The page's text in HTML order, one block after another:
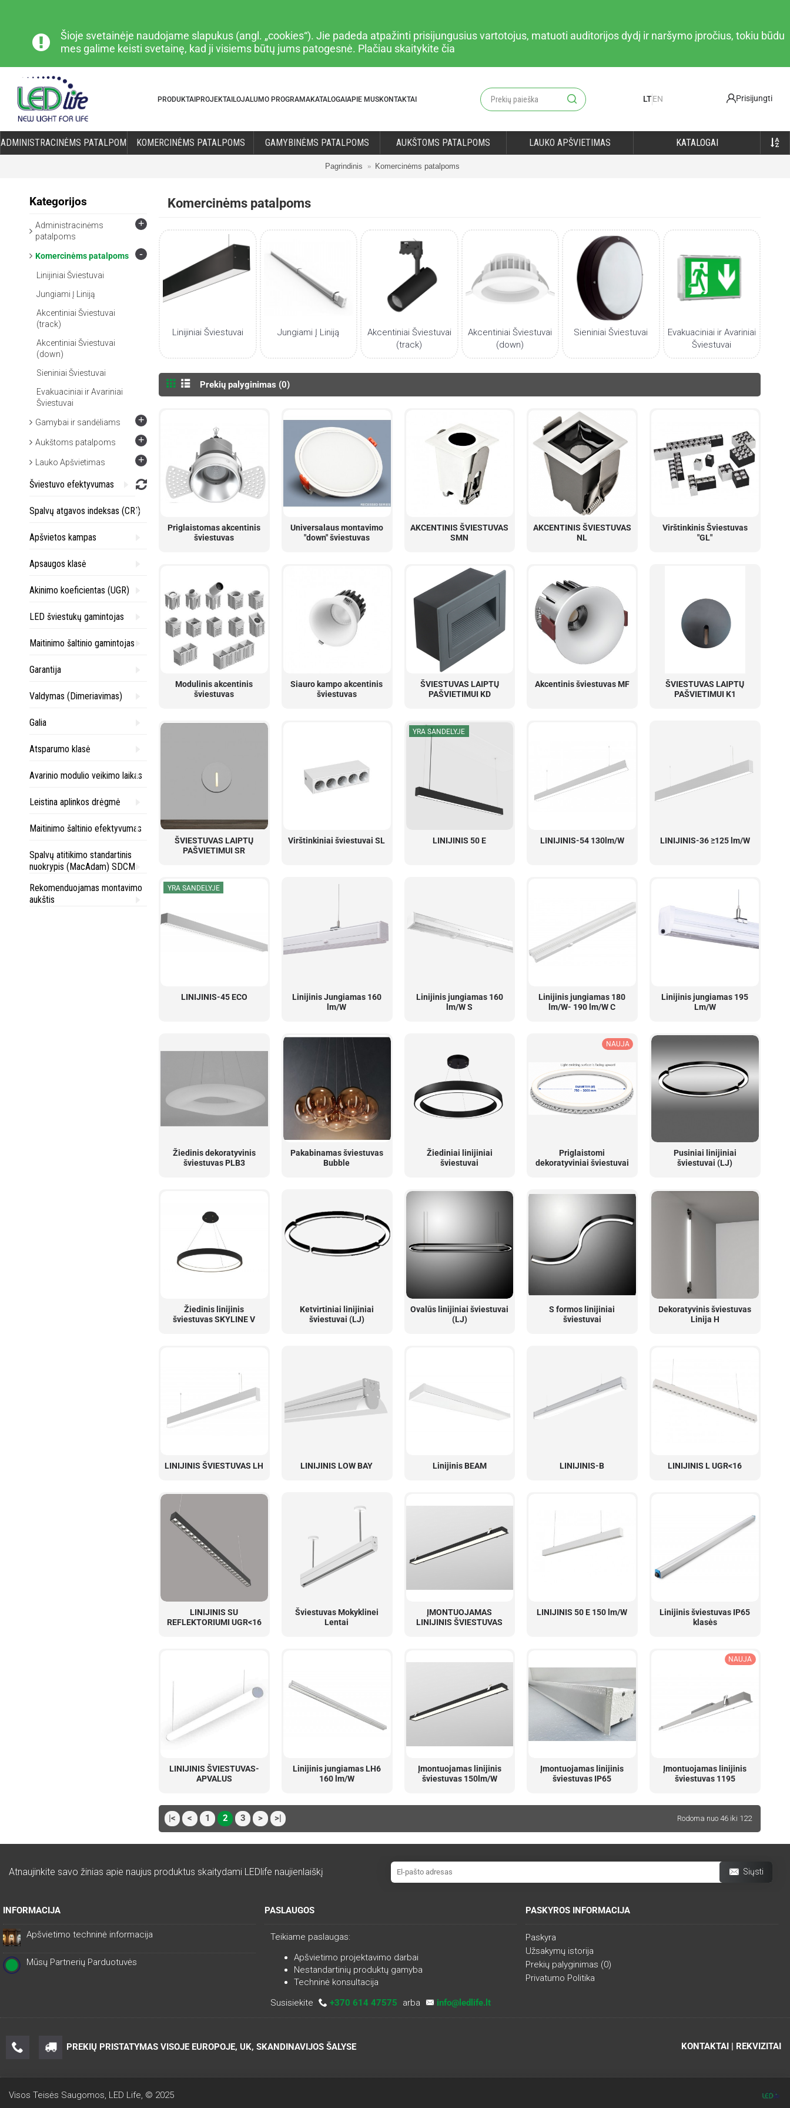
Šioje svetainėje naudojame slapukus (angl. „cookies“). Jie padeda atpažinti prisijungusius vartotojus, matuoti auditorijos dydį ir naršymo įpročius, tokiu būdu
mes galime keisti svetainę, kad ji visiems būtų jums patogesnė. Plačiau skaitykite čia
PRODUKTAI PROJEKTAI LOJALUMO PROGRAMAKATALOGAI APIE MUSKONTAKTAI LTEN Prisijungti
ADMINISTRACINĖMS PATALPOMS KOMERCINĖMS PATALPOMS GAMYBINĖMS PATALPOMS AUKŠTOMS PATALPOMS LAUKO APŠVIETIMAS KATALOGAI
Pagrindinis Komercinėms patalpoms
Kategorijos
Administracinėms
patalpoms
+
Komercinėms patalpoms -
Linijiniai Šviestuvai
Jungiami Į Liniją
Akcentiniai Šviestuvai
(track)
Akcentiniai Šviestuvai
(down)
Sieniniai Šviestuvai
Evakuaciniai ir Avariniai
Šviestuvai
Gamybai ir sandėliams +
Aukštoms patalpoms +
Lauko Apšvietimas +
Šviestuvo efektyvumas
Spalvų atgavos indeksas (CRI)
Apšvietos kampas
Apsaugos klasė
Akinimo koeficientas (UGR)
LED šviestukų gamintojas
Maitinimo šaltinio gamintojas
Garantija
Valdymas (Dimeriavimas)
Galia
Atsparumo klasė
Avarinio modulio veikimo laikas
Leistina aplinkos drėgmė
Maitinimo šaltinio efektyvumas
Spalvų atitikimo standartinis
nuokrypis (MacAdam) SDCM
Rekomenduojamas montavimo
aukštis
Komercinėms patalpoms
Linijiniai Šviestuvai Jungiami Į Liniją
Akcentiniai Šviestuvai
(track)
Akcentiniai Šviestuvai
(down)
Sieniniai Šviestuvai
Evakuaciniai ir Avariniai
Šviestuvai
Prekių palyginimas (0)
Priglaistomas akcentinis
šviestuvas
Universalaus montavimo
"down" šviestuvas
AKCENTINIS ŠVIESTUVAS
SMN
AKCENTINIS ŠVIESTUVAS
NL
Virštinkinis Šviestuvas
"GL"
Modulinis akcentinis
šviestuvas
Siauro kampo akcentinis
šviestuvas
ŠVIESTUVAS LAIPTŲ
PAŠVIETIMUI KD
Akcentinis šviestuvas MF
ŠVIESTUVAS LAIPTŲ
PAŠVIETIMUI K1
ŠVIESTUVAS LAIPTŲ
PAŠVIETIMUI SR
Virštinkiniai šviestuvai SL
YRA SANDELYJE
LINIJINIS 50 E LINIJINIS-54 130lm/W LINIJINIS-36 ≥125 lm/W
YRA SANDELYJE
LINIJINIS-45 ECO
Linijinis Jungiamas 160
lm/W
Linijinis jungiamas 160
lm/W S
Linijinis jungiamas 180
lm/W- 190 lm/W C
Linijinis jungiamas 195
Lm/W
Žiedinis dekoratyvinis
šviestuvas PLB3
Pakabinamas šviestuvas
Bubble
Žiediniai linijiniai
šviestuvai
NAUJA
Priglaistomi
dekoratyviniai šviestuvai
Pusiniai linijiniai
šviestuvai (LJ)
Žiedinis linijinis
šviestuvas SKYLINE V
Ketvirtiniai linijiniai
šviestuvai (LJ)
Ovalūs linijiniai šviestuvai
(LJ)
S formos linijiniai
šviestuvai
Dekoratyvinis šviestuvas
Linija H
LINIJINIS ŠVIESTUVAS LH LINIJINIS LOW BAY Linijinis BEAM LINIJINIS-B LINIJINIS L UGR<16
LINIJINIS SU
REFLEKTORIUMI UGR<16
Šviestuvas Mokyklinei
Lentai
ĮMONTUOJAMAS
LINIJINIS ŠVIESTUVAS
LINIJINIS 50 E 150 lm/W
Linijinis šviestuvas IP65
klasės
LINIJINIS ŠVIESTUVAS-
APVALUS
Linijinis jungiamas LH6
160 lm/W
Įmontuojamas linijinis
šviestuvas 150lm/W
Įmontuojamas linijinis
šviestuvas IP65
NAUJA
Įmontuojamas linijinis
šviestuvas 1195
|< < 1 2 3 > >| Rodoma nuo 46 iki 122
Atnaujinkite savo žinias apie naujus produktus skaitydami LEDlife naujienlaiškį Siųsti
INFORMACIJA
Apšvietimo techninė informacija
Mūsų Partnerių Parduotuvės
PASLAUGOS
Teikiame paslaugas:
Apšvietimo projektavimo darbai
Nestandartinių produktų gamyba
Techninė konsultacija
Susisiekite
+370 614 47575 arba info@ledlife.lt
PASKYROS INFORMACIJA
Paskyra
Užsakymų istorija
Prekių palyginimas (0)
Privatumo Politika
PREKIŲ PRISTATYMAS VISOJE EUROPOJE, UK, SKANDINAVIJOS ŠALYSE KONTAKTAI | REKVIZITAI
Visos Teisės Saugomos, LED Life, © 2025